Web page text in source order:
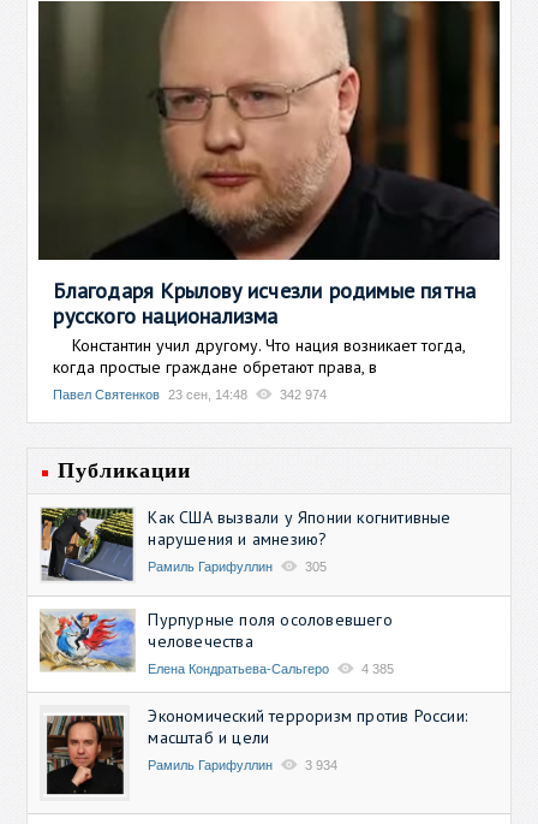
Благодаря Крылову исчезли родимые пятна
русского национализма
Константин учил другому. Что нация возникает тогда,
когда простые граждане обретают права, в
Павел Святенков 23 сен, 14:48 342 974
Публикации
Как США вызвали у Японии когнитивные
нарушения и амнезию?
Рамиль Гарифуллин 305
Пурпурные поля осоловевшего
человечества
Елена Кондратьева-Сальгеро 4 385
Экономический терроризм против России:
масштаб и цели
Рамиль Гарифуллин 3 934